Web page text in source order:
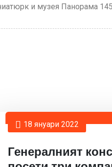
и музея Панорама
18 януари 2022
Генералният